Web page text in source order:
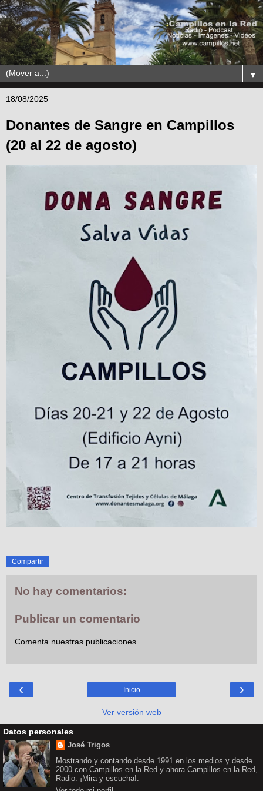
▼
18/08/2025
Donantes de Sangre en Campillos
(20 al 22 de agosto)
Compartir
No hay comentarios:
Publicar un comentario
Comenta nuestras publicaciones
‹ ›
Inicio
Ver versión web
Datos personales
José Trigos
Mostrando y contando desde 1991 en los medios y desde
2000 con Campillos en la Red y ahora Campillos en la Red,
Radio. ¡Mira y escucha!.